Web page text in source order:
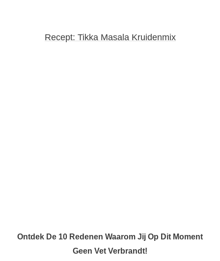
Recept: Tikka Masala Kruidenmix
Ontdek De 10 Redenen Waarom Jij Op Dit Moment
Geen Vet Verbrandt!